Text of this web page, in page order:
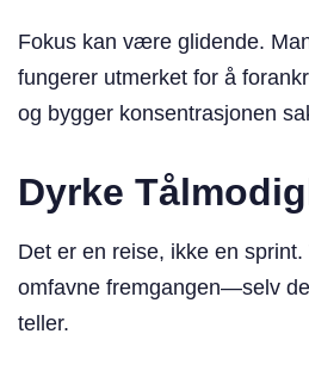
Fokus kan være glidende.
fungerer utmerket for å
og bygger konsentrasjonen
Dyrke
Det er en reise, ikke en
omfavne fremgangen—selv
teller.